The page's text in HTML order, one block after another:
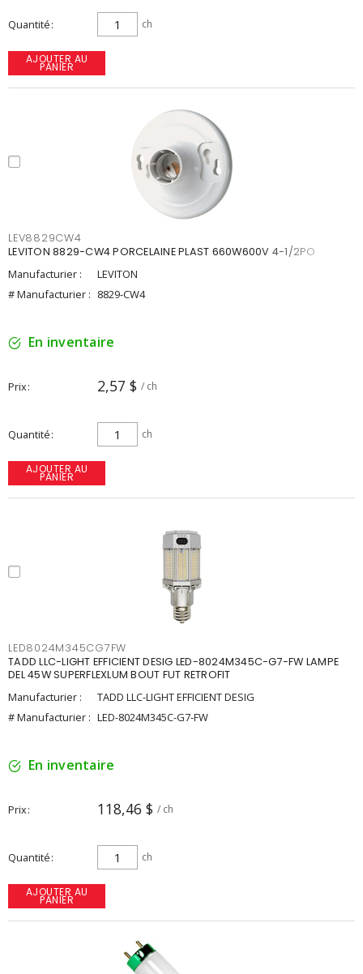
Quantité ch
AJOUTER AU
PANIER
LEV8829CW4
LEVITON 8829-CW4 PORCELAINE PLAST 660W600V 4-1/2PO
Manufacturier :
LEVITON
# Manufacturier : 8829-CW4
En inventaire
Prix 2,57 $ / ch
Quantité ch
AJOUTER AU
PANIER
LED8024M345CG7FW
TADD LLC-LIGHT EFFICIENT DESIG LED-8024M345C-G7-FW LAMPE
DEL 45W SUPERFLEXLUM BOUT FUT RETROFIT
Manufacturier :
TADD LLC-LIGHT EFFICIENT DESIG
# Manufacturier : LED-8024M345C-G7-FW
En inventaire
Prix 118,46 $ / ch
Quantité ch
AJOUTER AU
PANIER